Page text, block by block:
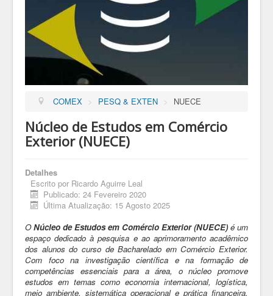
COMEX > PESQ & EXTEN > NUECE
Núcleo de Estudos em Comércio
Exterior (NUECE)
Detalhes
Escrito por Ricardo Aguirre Leal
Publicado: 24 Fevereiro 2020
Última Atualização: 15 Agosto 2025
ONúcleo de Estudos em Comércio Exterior (NUECE)é um
espaço dedicado à pesquisa e ao aprimoramento acadêmico
dos alunos do curso de Bacharelado em Comércio Exterior.
Com foco na investigação científica e na formação de
competências essenciais para a área, o núcleo promove
estudos em temas como economia internacional, logística,
meio ambiente, sistemática operacional e prática financeira.